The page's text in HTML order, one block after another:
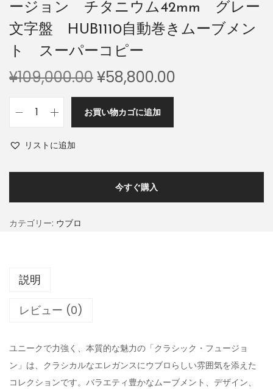
ージョン チタニウム42mm グレー
文字盤 HUB1110自動巻きムーブメン
ト スーパーコピー
¥109,000.00¥58,800.00
お買い物カゴに追加
リストに追加
今すぐ購入
カテゴリー: ウブロ
説明
レビュー (0)
ユニークで力強く、本質的な魅力の「クラシック・フュージョ
ン」は、クラシカルなエレガンスにウブロらしい雰囲気を添えた
コレクションです。バラエティ豊かなムーブメント、デザイン、